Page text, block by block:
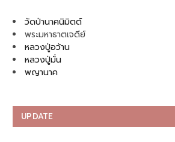
วัดป่านาคนิมิตต์
พระมหาธาตเจดีย์
หลวงปู่อว้าน
หลวงปู่มั่น
พญานาค
UPDATE